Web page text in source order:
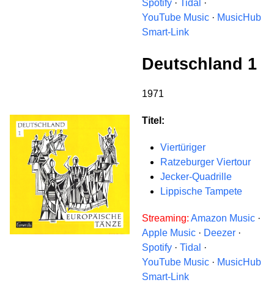
Spotify · Tidal ·
YouTube Music · MusicHub
Smart-Link
Deutschland 1
1971
Titel:
Viertüriger
Ratzeburger Viertour
Jecker-Quadrille
Lippische Tampete
Streaming: Amazon Music ·
Apple Music · Deezer ·
Spotify · Tidal ·
YouTube Music · MusicHub
Smart-Link